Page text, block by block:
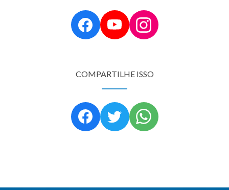
COMPARTILHE ISSO